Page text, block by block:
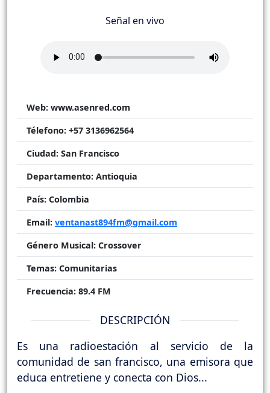
Señal en vivo
Web: www.asenred.com
Télefono: +57 3136962564
Ciudad: San Francisco
Departamento: Antioquia
País: Colombia
Email: ventanast894fm@gmail.com
Género Musical: Crossover
Temas: Comunitarias
Frecuencia: 89.4 FM
DESCRIPCIÓN
Es una radioestación al servicio de la
comunidad de san francisco, una emisora que
educa entretiene y conecta con Dios...